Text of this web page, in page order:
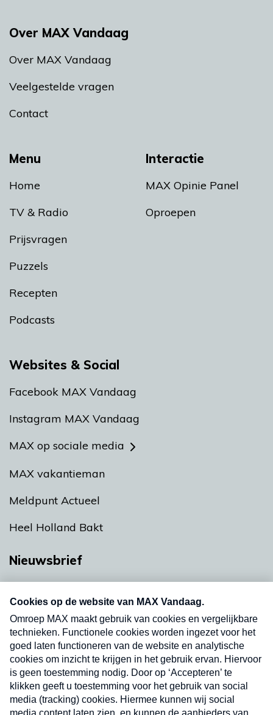
Menu
Home
TV & Radio
Prijsvragen
Puzzels
Recepten
Podcasts
Interactie
MAX Opinie Panel
Oproepen
Over MAX Vandaag
Over MAX Vandaag
Veelgestelde vragen
Contact
Websites & Social
Facebook MAX Vandaag
Instagram MAX Vandaag
MAX op sociale media
MAX vakantieman
Meldpunt Actueel
Heel Holland Bakt
Nieuwsbrief
nieuwsbrief. Elke vrijdag- en dinsdagochtend in
uw mailbox.
Verzend